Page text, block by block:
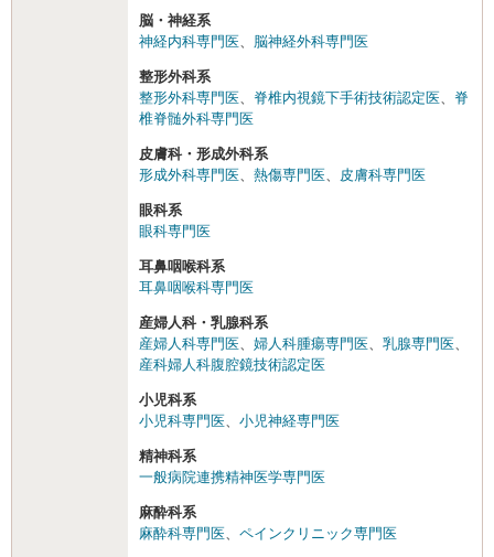
脳・神経系
神経内科専門医、 脳神経外科専門医
整形外科系
整形外科専門医、 脊椎内視鏡下手術技術認定医、 脊
椎脊髄外科専門医
皮膚科・形成外科系
形成外科専門医、 熱傷専門医、 皮膚科専門医
眼科系
眼科専門医
耳鼻咽喉科系
耳鼻咽喉科専門医
産婦人科・乳腺科系
産婦人科専門医、 婦人科腫瘍専門医、 乳腺専門医、
産科婦人科腹腔鏡技術認定医
小児科系
小児科専門医、 小児神経専門医
精神科系
一般病院連携精神医学専門医
麻酔科系
麻酔科専門医、 ペインクリニック専門医